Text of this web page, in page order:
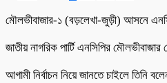
মৌলভীবাজার-১ (বড়লেখা-জুড়ী) আসনে
জাতীয় নাগরিক পার্টি এনসিপির
আগামী নির্বাচন নিয়ে জানতে চাইলে তিনি